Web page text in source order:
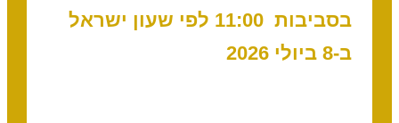
בסביבות 11:00
לפי שעון ישראל
ב-8 ביולי 2026